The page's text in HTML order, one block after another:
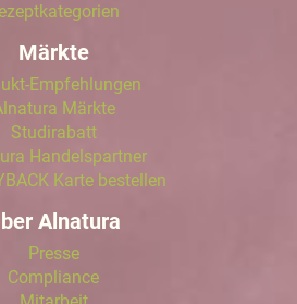
Märkte
Empfehlungen
Märkte
Studirabatt
Handelspartner
Karte bestellen
Alnatura
Presse
Compliance